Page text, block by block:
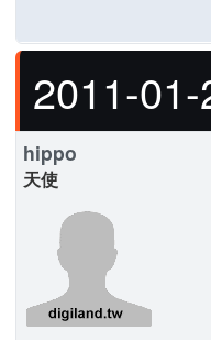
2011-
hippo
天使